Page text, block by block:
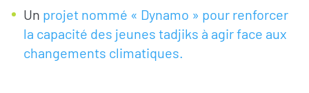
FAIRE UN DON
Un projet nommé « Dynamo » pour renforcer
la capacité des jeunes tadjiks à agir face aux
changements climatiques.